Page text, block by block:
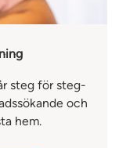
steg för steg-
och
hem.